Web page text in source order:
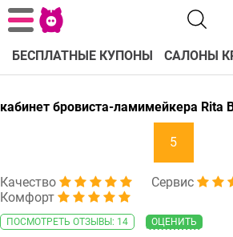
БЕСПЛАТНЫЕ КУПОНЫ САЛОНЫ
кабинет бровиста-ламимейкера Rita
5
Качество
Сервис
Комфорт
ПОСМОТРЕТЬ ОТЗЫВЫ: 14 ОЦЕНИТЬ